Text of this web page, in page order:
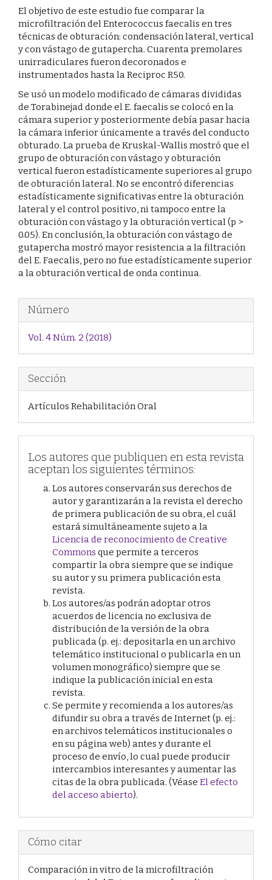
El objetivo de este estudio fue comparar la
microfiltración del Enterococcus faecalis en tres
técnicas de obturación: condensación lateral, vertical
y con vástago de gutapercha. Cuarenta premolares
unirradiculares fueron decoronados e
instrumentados hasta la Reciproc R50.
Se usó un modelo modificado de cámaras divididas
de Torabinejad donde el E. faecalis se colocó en la
cámara superior y posteriormente debía pasar hacia
la cámara inferior únicamente a través del conducto
obturado. La prueba de Kruskal-Wallis mostró que el
grupo de obturación con vástago y obturación
vertical fueron estadísticamente superiores al grupo
de obturación lateral. No se encontró diferencias
estadísticamente significativas entre la obturación
lateral y el control positivo, ni tampoco entre la
obturación con vástago y la obturación vertical (p >
0.05). En conclusión, la obturación con vástago de
gutapercha mostró mayor resistencia a la filtración
del E. Faecalis, pero no fue estadísticamente superior
a la obturación vertical de onda continua.
Detalles
del
artículo
Número
Vol. 4 Núm. 2 (2018)
Sección
Artículos Rehabilitación Oral
Los autores que publiquen en esta revista
aceptan los siguientes términos:
Los autores conservarán sus derechos de
autor y garantizarán a la revista el derecho
de primera publicación de su obra, el cuál
estará simultáneamente sujeto a la
Licencia de reconocimiento de Creative
Commons que permite a terceros
compartir la obra siempre que se indique
su autor y su primera publicación esta
revista.
Los autores/as podrán adoptar otros
acuerdos de licencia no exclusiva de
distribución de la versión de la obra
publicada (p. ej.: depositarla en un archivo
telemático institucional o publicarla en un
volumen monográfico) siempre que se
indique la publicación inicial en esta
revista.
Se permite y recomienda a los autores/as
difundir su obra a través de Internet (p. ej.:
en archivos telemáticos institucionales o
en su página web) antes y durante el
proceso de envío, lo cual puede producir
intercambios interesantes y aumentar las
citas de la obra publicada. (Véase El efecto
del acceso abierto).
Cómo citar
Comparación in vitro de la microfiltración